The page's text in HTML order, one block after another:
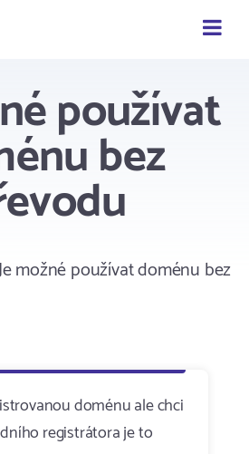
používat
bez
možné používat doménu bez
doménu ale chci
registrátora je to